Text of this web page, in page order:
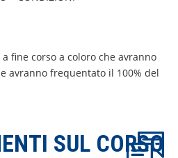
fine corso a coloro che avranno
avranno frequentato il 100% del
SUL CORSO